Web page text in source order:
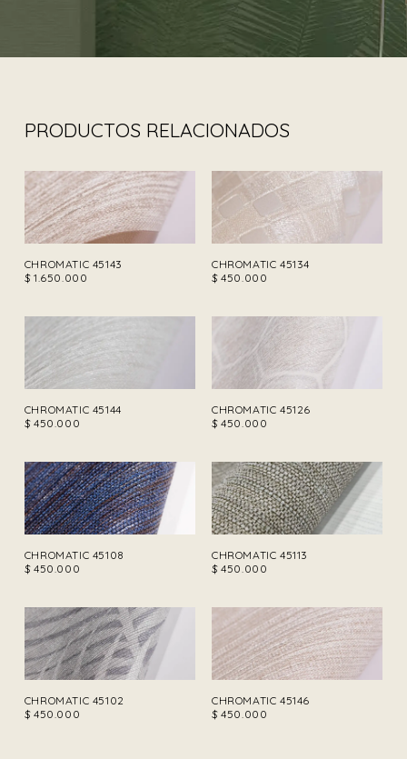
PRODUCTOS RELACIONADOS
CHROMATIC 45143
$1.650.000
CHROMATIC 45134
$450.000
CHROMATIC 45144
$450.000
CHROMATIC 45126
$450.000
CHROMATIC 45108
$450.000
CHROMATIC 45113
$450.000
CHROMATIC 45102
$450.000
CHROMATIC 45146
$450.000